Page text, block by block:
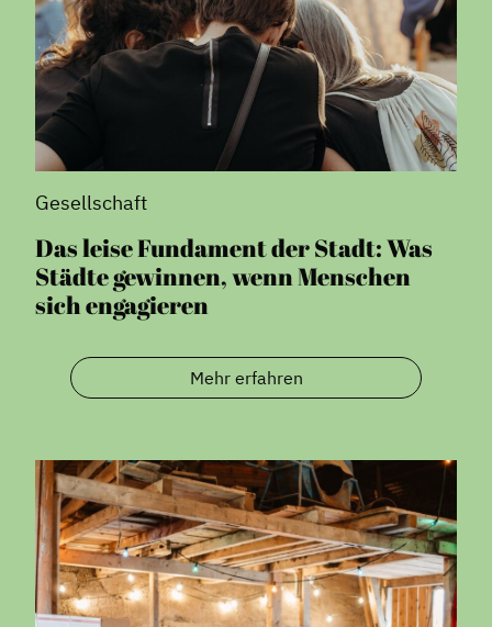
Gesellschaft
Das leise Fundament der Stadt: Was
Städte gewinnen, wenn Menschen
sich engagieren
Mehr erfahren